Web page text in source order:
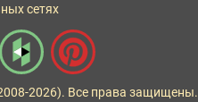
сетях
2026). Все права защищены.